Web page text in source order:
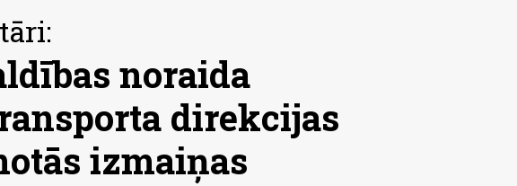
noraida
direkcijas
izmaiņas